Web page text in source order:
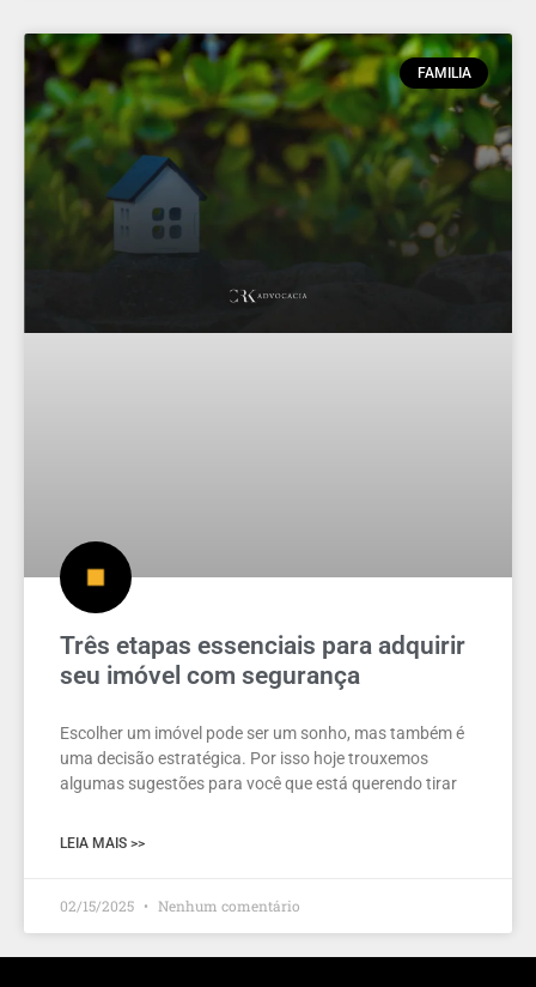
FAMILIA
Três etapas essenciais para adquirir
seu imóvel com segurança
Escolher um imóvel pode ser um sonho, mas também é
uma decisão estratégica. Por isso hoje trouxemos
algumas sugestões para você que está querendo tirar
LEIA MAIS >>
02/15/2025 Nenhum comentário